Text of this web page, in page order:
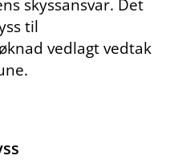
til
vedlagt vedtak